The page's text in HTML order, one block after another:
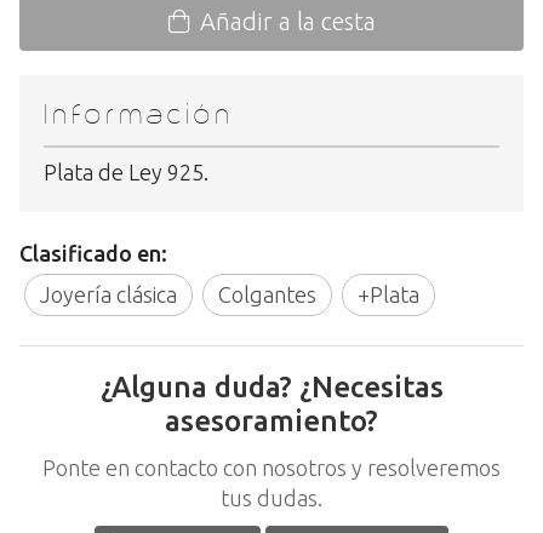
Añadir a la cesta
Información
Plata de Ley 925.
Clasificado en:
Joyería clásica
Colgantes +Plata
¿Alguna duda? ¿Necesitas
asesoramiento?
Ponte en contacto con nosotros y resolveremos
tus dudas.